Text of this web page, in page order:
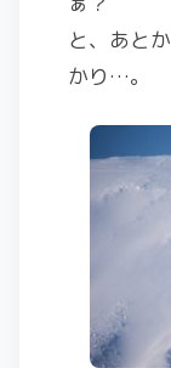
と、あと
かり…。